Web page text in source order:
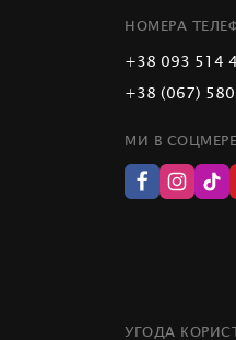
НОМЕРА
+38 093 514
+38 (067)
МИ В
УГОДА